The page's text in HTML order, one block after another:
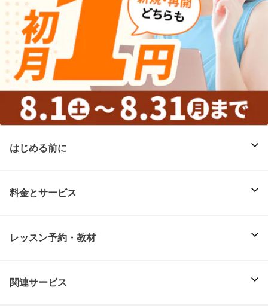
はじめる前に
料金とサービス
レッスン予約・教材
関連サービス